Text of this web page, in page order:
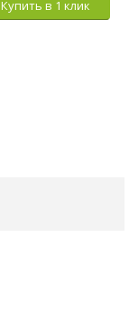
Купить в 1 клик